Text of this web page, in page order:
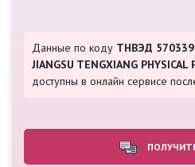
Данные по коду ТНВЭД
JIANGSU TENGXIANG PHYSICAL
доступны в онлайн сервисе